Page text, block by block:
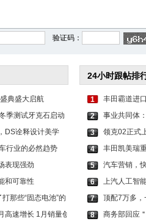
验证码：
典盛大启航
季测试牙克石启动
DS诠释设计美学
行业的必然趋势
表现强劲
和可靠性
那些“固态电池”的
高速增长 1月销量创
24小时跟帖排
1
丰田霸道进
2
事业共同体
3
领克02正式
4
丰田凯美瑞
5
汽车营销，
6
上汽人工智
7
顶配7万多
8
商务部回应